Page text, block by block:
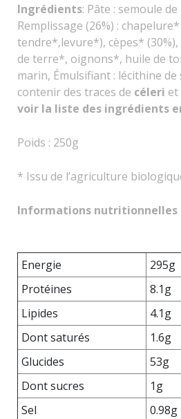
Ingrédients: Pâte : semoule de
Remplissage (26%) :
tendre*,levure*), cèpes* (30%),
de terre*, oignons*, huile de
marin, Émulsifiant : lécithine
contenir des traces de céleri et
voir la liste des ingrédients
Poids : 250g
* Issu de l’agriculture
Informations nutritionnelles
Energie
295g
Protéines
8.1g
Lipides
4.1g
Dont saturés
1.6g
Glucides
53g
Dont sucres
1g
Sel
0.98g